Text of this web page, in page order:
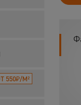
550₽/М²